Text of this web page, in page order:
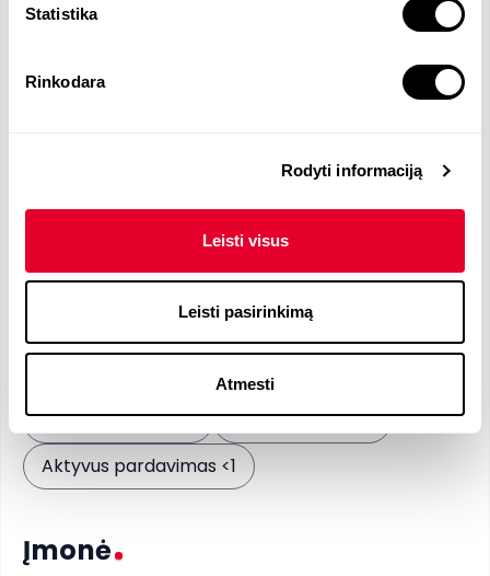
Statistika
Rinkodara
Rodyti informaciją
Leisti visus
Leisti pasirinkimą
Atmesti
Komercinių pasiūlymų ruošimas
Efektyvus užduočių atlikimas.
Reikalingi įgūdžiai
Pageidaujami įgūdžiai
B2B pardavimai <1
Microsoft Excel 1
Aktyvus pardavimas <1
Įmonė